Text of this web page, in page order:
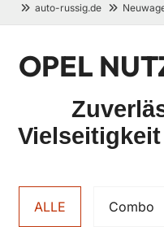
auto-russig.de
OPEL
ALLE Combo